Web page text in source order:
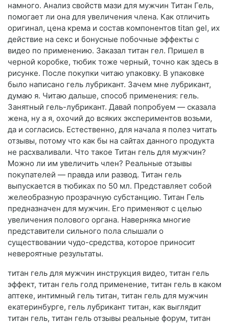
намного. Анализ свойств мази для мужчин Титан Гель,
помогает ли она для увеличения члена. Как отличить
оригинал, цена крема и состав компонентов titan gel, их
действие на секс и бонусные побочные эффекты с
видео по применению. Заказал титан гел. Пришел в
черной коробке, тюбик тоже черный, точно как здесь в
рисунке. После покупки читаю упаковку. В упаковке
было написано гель лубрикант. Зачем мне лубрикант,
думаю я. Читаю дальше, способ применения: гель.
Занятный гель-лубрикант. Давай попробуем — сказала
жена, ну а я, охочий до всяких экспериментов возьми,
да и согласись. Естественно, для начала я полез читать
отзывы, потому что как бы на сайтах данного продукта
не расхваливали. Что такое Титан гель для мужчин?
Можно ли им увеличить член? Реальные отзывы
покупателей — правда или развод. Титан гель
выпускается в тюбиках по 50 мл. Представляет собой
желеобразную прозрачную субстанцию. Титан Гель
предназначен для мужчин. Его применяют с целью
увеличения полового органа. Наверняка многие
представители сильного пола слышали о
существовании чудо-средства, которое приносит
невероятные результаты.
титан гель для мужчин инструкция видео, титан гель
эффект, титан гель голд применение, титан гель в каком
аптеке, интимный гель титан, титан гель для мужчин
екатеринбурге, гель лубрикант титан, как выглядит
титан гель, титан гель отзывы реальные форум, титан